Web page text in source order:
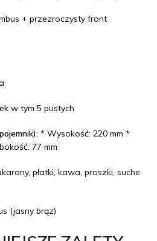
+ przezroczysty front
w tym 5 pustych
* Wysokość: 220 mm *
77 mm
płatki, kawa, proszki, suche
(jasny brąz)